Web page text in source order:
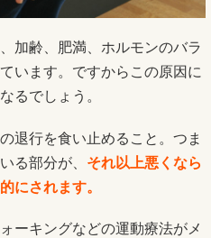
加齢、肥満、ホルモンのバラ
います。ですからこの原因に
るでしょう。
退行を食い止めること。つま
る部分が、 それ以上悪くなら
にされます。
ーキングなどの運動療法がメ